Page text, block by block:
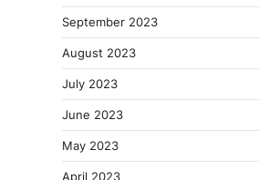
September 2023
August 2023
July 2023
June 2023
May 2023
April 2023